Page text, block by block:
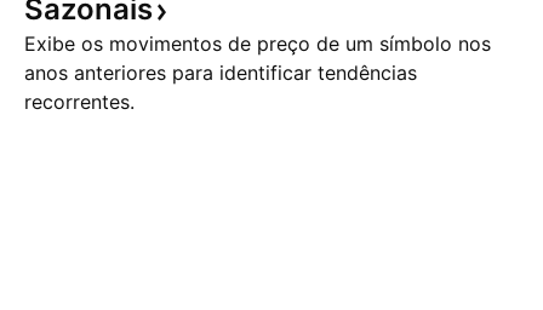
Sazonais
Exibe os movimentos de preço de um símbolo nos
anos anteriores para identificar tendências
recorrentes.